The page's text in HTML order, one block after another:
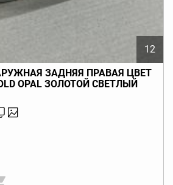
12
ЗАДНЯЯ ПРАВАЯ ЦВЕТ
OPAL ЗОЛОТОЙ СВЕТЛЫЙ
2003-2009